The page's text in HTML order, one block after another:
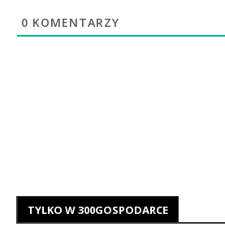
0 KOMENTARZY
TYLKO W 300GOSPODARCE